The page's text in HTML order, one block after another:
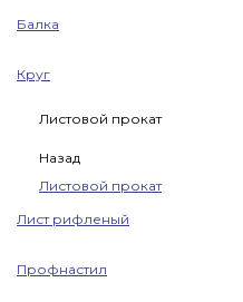
Балка
Круг
Листовой прокат
Назад
Листовой прокат
Лист рифленый
Профнастил